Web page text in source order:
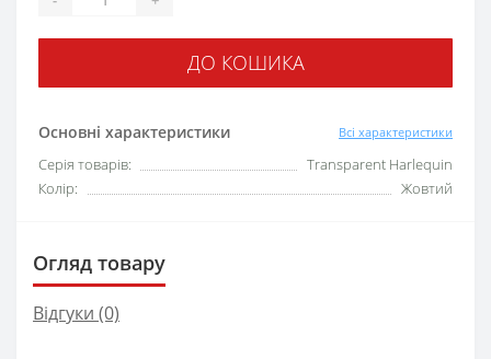
Основні характеристики Всі характеристики
Серія товарів:
Transparent Harlequin
Колір:
Жовтий
ДО КОШИКА
Огляд товару
Відгуки (0)